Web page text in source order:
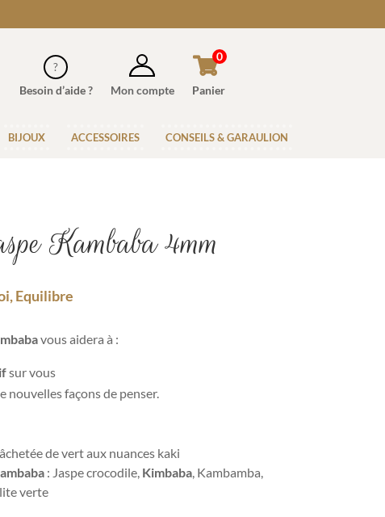
Besoin d’aide ? Mon compte Panier
0
BIJOUX ACCESSOIRES CONSEILS & GARAULION
Kambaba 4mm
Equilibre
vous aidera à :
sur vous
nouvelles façons de penser.
de vert aux nuances kaki
: Jaspe crocodile, Kimbaba, Kambamba,
verte